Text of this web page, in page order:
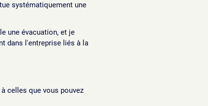
systématiquement une
une évacuation, et je
dans l'entreprise liés à la
celles que vous pouvez